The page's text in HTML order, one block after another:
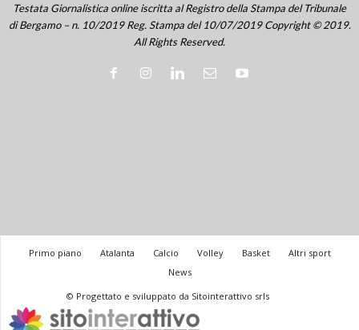
Testata Giornalistica online iscritta al Registro della Stampa del Tribunale
di Bergamo – n. 10/2019 Reg. Stampa del 10/07/2019 Copyright © 2019.
All Rights Reserved.
Primo piano Atalanta Calcio Volley Basket
Altri sport
News
© Progettato e sviluppato da Sitointerattivo srls